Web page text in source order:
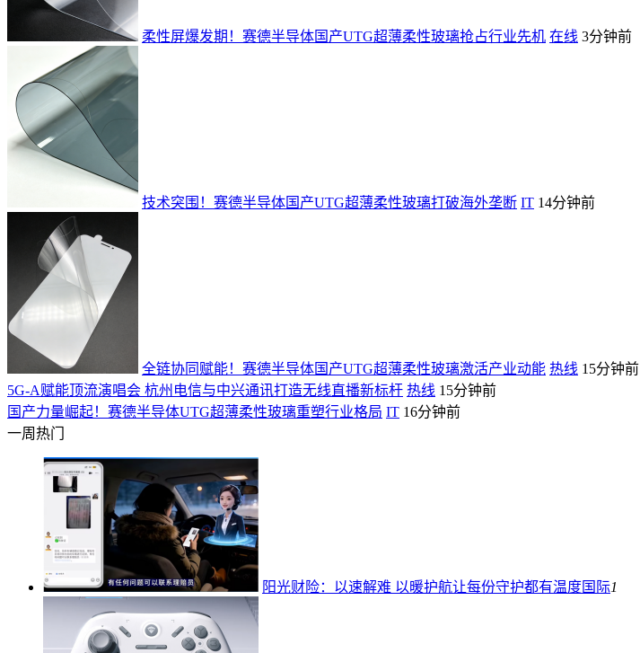
柔性屏爆发期！赛德半导体国产UTG超薄柔性玻璃抢占行业先机 在线 3分钟前
技术突围！赛德半导体国产UTG超薄柔性玻璃打破海外垄断 IT 14分钟前
全链协同赋能！赛德半导体国产UTG超薄柔性玻璃激活产业动能 热线 15分钟前
5G-A赋能顶流演唱会 杭州电信与中兴通讯打造无线直播新标杆 热线 15分钟前
国产力量崛起！赛德半导体UTG超薄柔性玻璃重塑行业格局 IT 16分钟前
一周热门
阳光财险：以速解难 以暖护航让每份守护都有温度国际1